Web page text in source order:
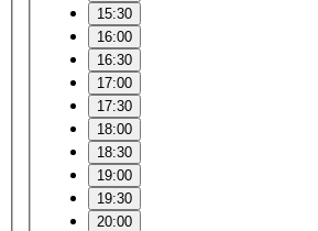
15:30
16:00
16:30
17:00
17:30
18:00
18:30
19:00
19:30
20:00